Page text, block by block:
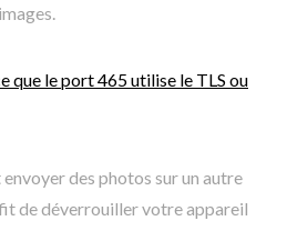
que le port 465 utilise le TLS ou
des photos sur un autre
de déverrouiller votre appareil